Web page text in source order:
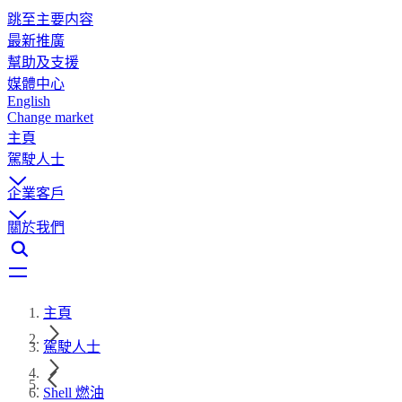
跳至主要内容
最新推廣
幫助及支援
媒體中心
English
Change market
主頁
駕駛人士
企業客戶
關於我們
主頁
駕駛人士
Shell 燃油